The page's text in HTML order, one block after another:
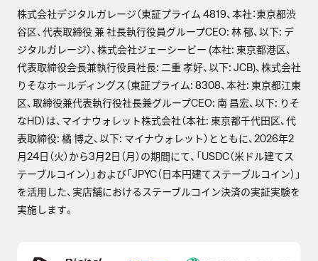
株式会社デジタルガレージ（東証プライム 4819、本社：東京都渋
谷区、代表取締役 兼 社長執行役員グループCEO: 林 郁、以下: デ
ジタルガレージ）、株式会社ジェーシービー (本社: 東京都港区、
代表取締役会長兼執行役員社長: 二重 孝好、以下: JCB)、株式会社
りそなホールディングス（東証プライム: 8308、本社: 東京都江東
区、取締役兼代表執行役社長兼グループCEO: 南 昌宏、以下: りそ
なHD）は、マイナウォレット株式会社（本社: 東京都千代田区、代
表取締役: 橘 博之、以下: マイナウォレット）とともに、2026年2
月24日（火）から3月2日（月）の期間にて、「USDC（米ドル建てス
テーブルコイン）」および「JPYC（日本円建てステーブルコイン）」
を活用した、実店舗におけるステーブルコイン決済の実証実験を
実施します。